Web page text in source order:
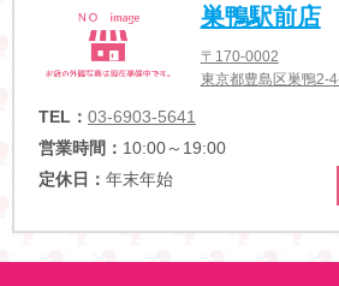
巣鴨駅前店
〒170-0002
東京都豊島区巣鴨
TEL： 03-6903-5641
営業時間： 10:00～19:00
定休日： 年末年始